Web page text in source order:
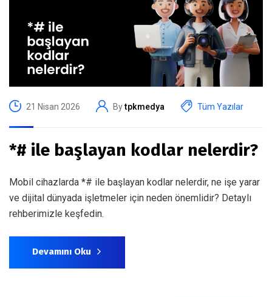
21 Nisan 2026 Bytpkmedya Tüm Yazılar
*# ile başlayan kodlar nelerdir?
Mobil cihazlarda *# ile başlayan kodlar nelerdir, ne işe yarar
ve dijital dünyada işletmeler için neden önemlidir? Detaylı
rehberimizle keşfedin.
Devamını Oku